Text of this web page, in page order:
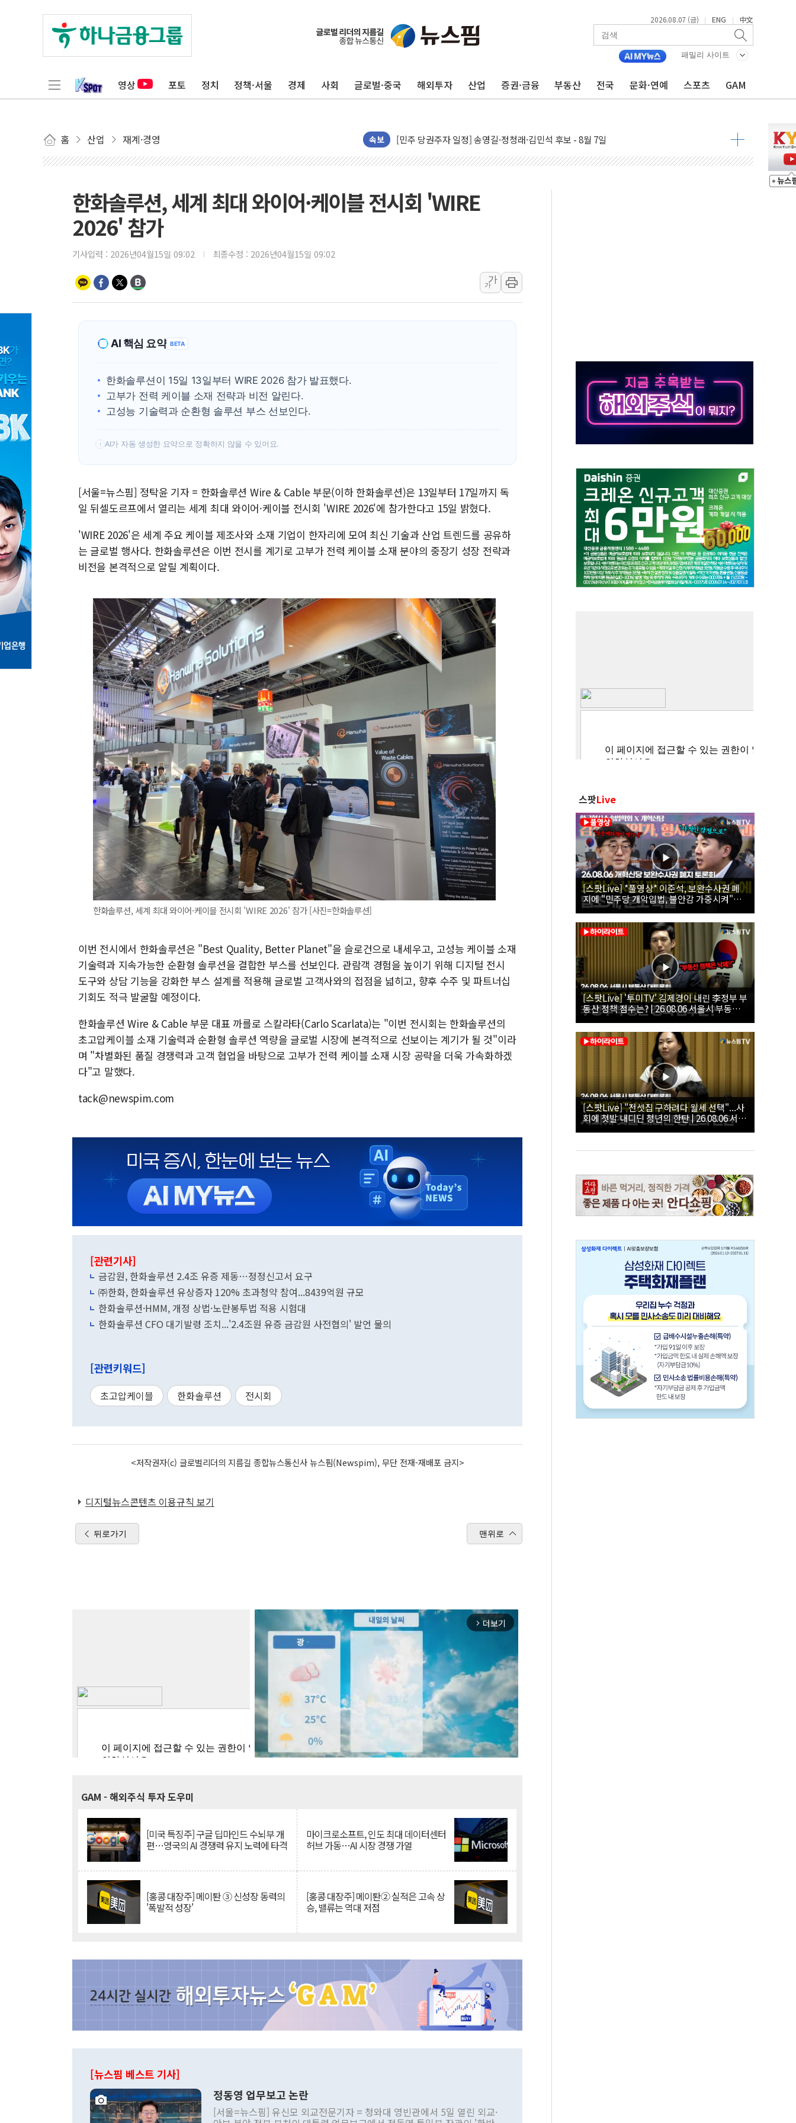
2026.08.07 (금) | ENG | 中文
패밀리 사이트
영상 포토 정치 정책·서울 경제 사회 글로벌·중국 해외투자 산업 증권·금융 부동산 전국 문화·연예 스포츠 GAM
홈 산업 재계·경영 속보
뉴욕증시, 유가·금리 부담에 하락…다우 5거래일 랠리 '마침표'
[민주 당권주자 일정] 송영길·정청래·김민석 후보 - 8월 7일
李대통령, 오늘 부동산 정책 점검 2차 회의…주택 공급 대책 막바지 조율할 듯
[오늘의 국회일정] 상임위·세미나·기자회견·주요 정당 - 8월 7일
이란, 美·이스라엘 선박 호르무즈 통항 제한 추진…美 "통행 막을 권한 없어"
뉴욕증시 개장 전 특징주...모더나·아이온큐·도어대시↑ VS 샌디스크·피그마·앱러빈↓
김정관 장관 "영업이익 N% 성과급 반대…상법·자본시장법 개정 논의"
러, 1인칭시점 드론으로 우크라 민간인 '사파리' 공격… 시민들 공포감 극대화 전략
[베트남 증시] 지수 하락 속 'DGC' 임시 주총 기대감에 홀로 상한가…마진 잔액은 사상 최고
'월가의 황제' 다이먼 "금융시장 레버리지 위험수위…숨은 차입이 더 큰 변수"
한화솔루션, 세계 최대 와이어·케이블 전시회 'WIRE
2026' 참가
기사입력 : 2026년04월15일 09:02 최종수정 : 2026년04월15일 09:02
가
가
AI 핵심 요약 BETA
한화솔루션이 15일 13일부터 WIRE 2026 참가 발표했다.
고부가 전력 케이블 소재 전략과 비전 알린다.
고성능 기술력과 순환형 솔루션 부스 선보인다.
! AI가 자동 생성한 요약으로 정확하지 않을 수 있어요.
[서울=뉴스핌] 정탁윤 기자 = 한화솔루션 Wire & Cable 부문(이하 한화솔루션)은 13일부터 17일까지 독
일 뒤셀도르프에서 열리는 세계 최대 와이어·케이블 전시회 'WIRE 2026'에 참가한다고 15일 밝혔다.
'WIRE 2026'은 세계 주요 케이블 제조사와 소재 기업이 한자리에 모여 최신 기술과 산업 트렌드를 공유하
는 글로벌 행사다. 한화솔루션은 이번 전시를 계기로 고부가 전력 케이블 소재 분야의 중장기 성장 전략과
비전을 본격적으로 알릴 계획이다.
한화솔루션, 세계 최대 와이어·케이블 전시회 'WIRE 2026' 참가 [사진=한화솔루션]
이번 전시에서 한화솔루션은 "Best Quality, Better Planet"을 슬로건으로 내세우고, 고성능 케이블 소재
기술력과 지속가능한 순환형 솔루션을 결합한 부스를 선보인다. 관람객 경험을 높이기 위해 디지털 전시
도구와 상담 기능을 강화한 부스 설계를 적용해 글로벌 고객사와의 접점을 넓히고, 향후 수주 및 파트너십
기회도 적극 발굴할 예정이다.
한화솔루션 Wire & Cable 부문 대표 까를로 스칼라타(Carlo Scarlata)는 "이번 전시회는 한화솔루션의
초고압케이블 소재 기술력과 순환형 솔루션 역량을 글로벌 시장에 본격적으로 선보이는 계기가 될 것"이라
며 "차별화된 품질 경쟁력과 고객 협업을 바탕으로 고부가 전력 케이블 소재 시장 공략을 더욱 가속화하겠
다"고 말했다.
tack@newspim.com
[관련기사]
금감원, 한화솔루션 2.4조 유증 제동…정정신고서 요구
㈜한화, 한화솔루션 유상증자 120% 초과청약 참여...8439억원 규모
한화솔루션·HMM, 개정 상법·노란봉투법 적용 시험대
한화솔루션 CFO 대기발령 조치...'2.4조원 유증 금감원 사전협의' 발언 물의
[관련키워드]
초고압케이블 한화솔루션 전시회
<저작권자(c) 글로벌리더의 지름길 종합뉴스통신사 뉴스핌(Newspim), 무단 전재-재배포 금지>
디지털뉴스콘텐츠 이용규칙 보기
뒤로가기 맨위로
arrow_forward_ios 더보기
GAM - 해외주식 투자 도우미
[미국 특징주] 구글 딥마인드 수뇌부 개
편…영국의 AI 경쟁력 유지 노력에 타격
마이크로소프트, 인도 최대 데이터센터
허브 가동…AI 시장 경쟁 가열
[홍콩 대장주] 메이퇀 ③ 신성장 동력의
'폭발적 성장'
[홍콩 대장주] 메이퇀② 실적은 고속 상
승, 밸류는 역대 저점
[뉴스핌 베스트 기사]
정동영 업무보고 논란
[서울=뉴스핌] 유신모 외교전문기자 = 청와대 영빈관에서 5일 열린 외교·
스팟Live
[스팟Live] *풀영상* 이준석, 보완수사권 폐
지에 "민주당 개악입법, 불안감 가중시켜"｜
26.08.06 개혁신당 보완수사권 폐지 토론회
[스팟Live] '투미TV' 김제경이 내린 李정부 부
동산 정책 점수는? | 26.08.06 서울시 부동산
대토론회
[스팟Live] "전셋집 구하려다 월세 선택"...사
회에 첫발 내디딘 청년의 한탄 | 26.08.06 서울
시 부동산 대토론회